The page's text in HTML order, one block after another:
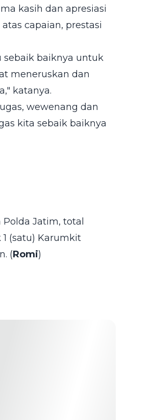
kasih dan apresiasi
capaian, prestasi
sebaik baiknya untuk
meneruskan dan
katanya.
wewenang dan
kita sebaik baiknya
Jatim, total
(satu) Karumkit
(Romi)